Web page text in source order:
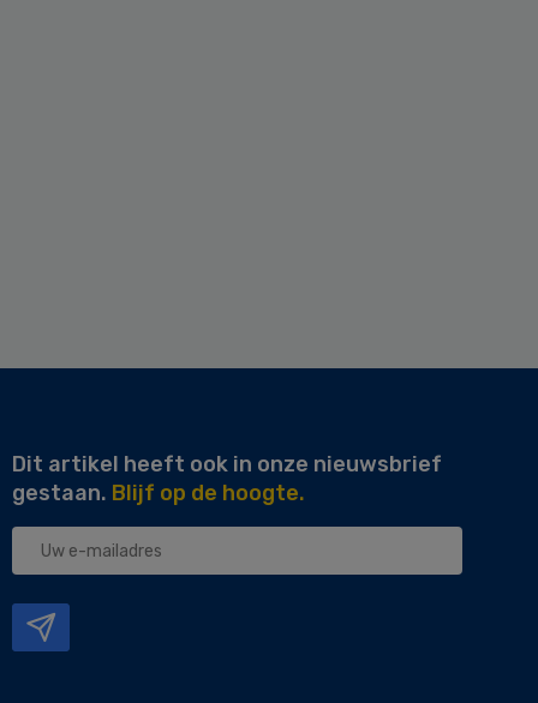
Dit artikel heeft ook in onze nieuwsbrief
gestaan. Blijf op de hoogte.
Uw